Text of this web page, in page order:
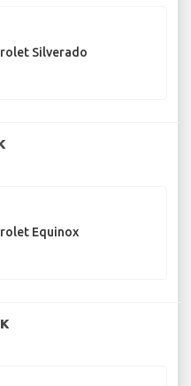
Silverado
Equinox